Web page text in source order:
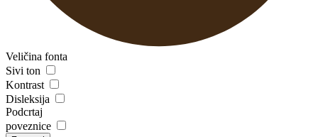
Veličina fonta
Sivi ton
Kontrast
Disleksija
Podcrtaj
poveznice